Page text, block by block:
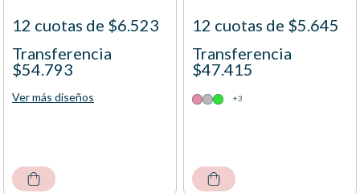
12 cuotas de $6.523
Transferencia
$54.793
Ver más diseños
12 cuotas de $5.645
Transferencia
$47.415
+3